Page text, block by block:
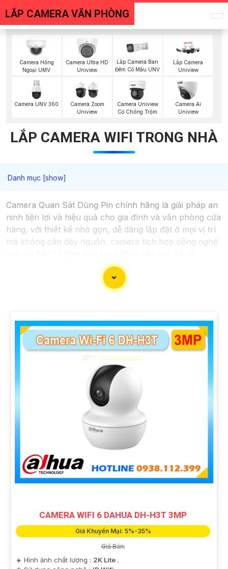
LẮP CAMERA VĂN PHÒNG
Camera Hồng
Ngoại UMV
Camera Ultra HD
Uniview
Lắp Camera Ban
Đêm Có Màu UNV
Lắp Camera
Uniview
Camera UNV 360
Camera Zoom
Uniview
Camera Uniview
Có Chống Trộm
Camera Ai
Uniview
LẮP CAMERA WIFI TRONG NHÀ
Camera Quan Sát Dùng Pin chính hãng là giải pháp an
ninh tiện lợi và hiệu quả cho gia đình và văn phòng cửa
hàng, với thiết kế nhỏ gọn, dễ dàng lắp đặt ở mọi vị trí
mà không cần dây nguồn, camera tích hợp công nghệ
CAMERA WIFI 6 DAHUA DH-H3T 3MP
Giá Khuyến Mại: 5%-35%
Giá Bán:
☀️ Hình ảnh chất lượng : 2K Lite .